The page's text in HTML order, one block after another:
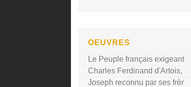
OEUVRES
Le Peuple français exigeant
Charles Ferdinand d'Artois,
Joseph reconnu par ses frèr